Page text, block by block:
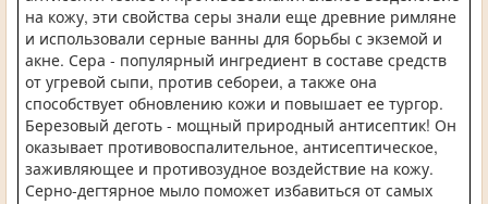
на кожу, эти свойства серы знали еще древние римляне
и использовали серные ванны для борьбы с экземой и
акне. Сера - популярный ингредиент в составе средств
от угревой сыпи, против себореи, а также она
способствует обновлению кожи и повышает ее тургор.
Березовый деготь - мощный природный антисептик! Он
оказывает противовоспалительное, антисептическое,
заживляющее и противозудное воздействие на кожу.
Серно-дегтярное мыло поможет избавиться от самых